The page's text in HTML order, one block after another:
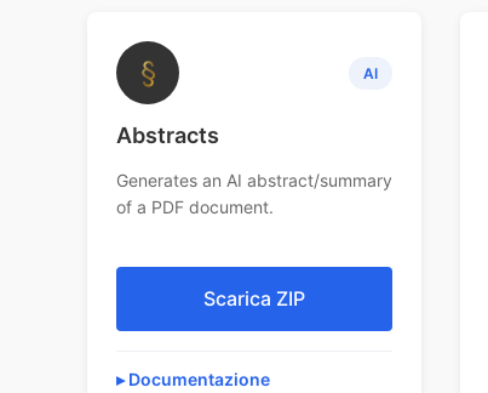
§ AI
Abstracts
Generates an AI abstract/summary
of a PDF document.
Scarica ZIP
Documentazione